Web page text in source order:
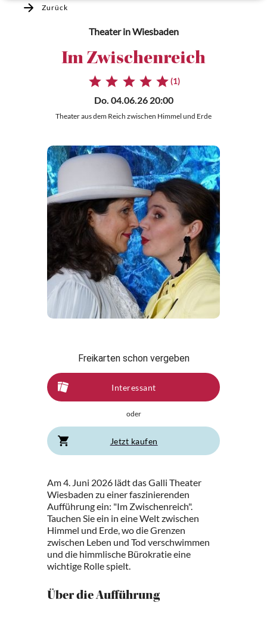
Zurück
Theaterin Wiesbaden
Im Zwischenreich
(1)
Do. 04.06.26 20:00
Theater aus dem Reich zwischen Himmel und Erde
Freikarten schon vergeben
Interessant
oder
Jetzt kaufen
Am 4. Juni 2026 lädt das Galli Theater
Wiesbaden zu einer faszinierenden
Aufführung ein: "Im Zwischenreich".
Tauchen Sie ein in eine Welt zwischen
Himmel und Erde, wo die Grenzen
zwischen Leben und Tod verschwimmen
und die himmlische Bürokratie eine
wichtige Rolle spielt.
Über die Aufführung